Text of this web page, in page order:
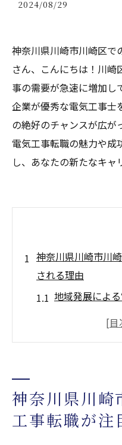
2024/08/29
神奈川県川崎市川崎区で
さん、こんにちは！川崎
事の需要が急速に増加し
企業が優秀な電気工事士
の絶好のチャンスが広が
電気工事転職の魅力や成
し、あなたの新たなキャ
神奈川県川崎市川
される理由
地域発展によ
川崎区のイン
川崎区の電気
川崎区の電気工事
神奈川県川崎
工事転職が注